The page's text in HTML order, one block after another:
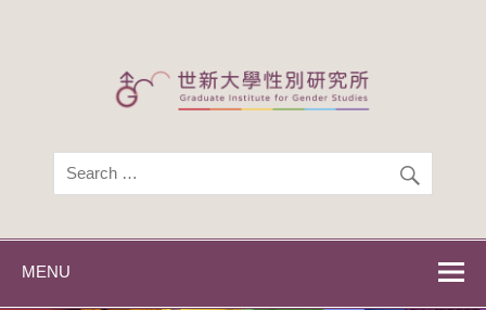
世新大學性別研
世新大學性別研究所
MENU